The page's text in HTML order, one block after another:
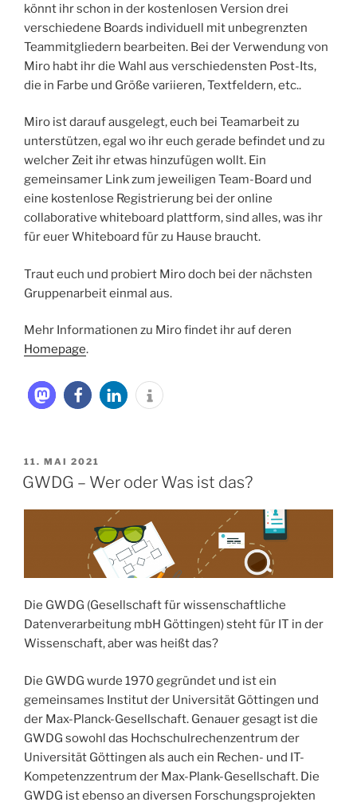
könnt ihr schon in der kostenlosen Version drei
verschiedene Boards individuell mit unbegrenzten
Teammitgliedern bearbeiten. Bei der Verwendung von
Miro habt ihr die Wahl aus verschiedensten Post-Its,
die in Farbe und Größe variieren, Textfeldern, etc..
Miro ist darauf ausgelegt, euch bei Teamarbeit zu
unterstützen, egal wo ihr euch gerade befindet und zu
welcher Zeit ihr etwas hinzufügen wollt. Ein
gemeinsamer Link zum jeweiligen Team-Board und
eine kostenlose Registrierung bei der online
collaborative whiteboard plattform, sind alles, was ihr
für euer Whiteboard für zu Hause braucht.
Traut euch und probiert Miro doch bei der nächsten
Gruppenarbeit einmal aus.
Mehr Informationen zu Miro findet ihr auf deren
Homepage.
VERÖFFENTLICHT
AM
11. MAI 2021
GWDG – Wer oder Was ist das?
Die GWDG (Gesellschaft für wissenschaftliche
Datenverarbeitung mbH Göttingen) steht für IT in der
Wissenschaft, aber was heißt das?
Die GWDG wurde 1970 gegründet und ist ein
gemeinsames Institut der Universität Göttingen und
der Max-Planck-Gesellschaft. Genauer gesagt ist die
GWDG sowohl das Hochschulrechenzentrum der
Universität Göttingen als auch ein Rechen- und IT-
Kompetenzzentrum der Max-Plank-Gesellschaft. Die
GWDG ist ebenso an diversen Forschungsprojekten